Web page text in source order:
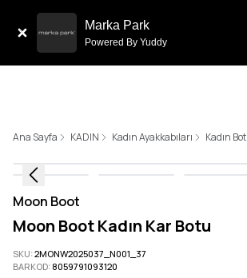
Marka Park
Powered By Yuddy
Ana Sayfa KADIN Kadın Ayakkabıları Kadın Bot
Moon Boot
Moon Boot Kadın Kar Botu
SKU:2MONW2025037_N001_37
BARKOD: 8059791093120